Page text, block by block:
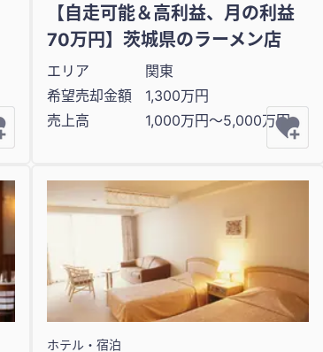
【自走可能＆高利益、月の利益
70万円】茨城県のラーメン店
エリア
関東
希望売却金額
1,300万円
売上高
1,000万円〜5,000万円
ホテル・宿泊